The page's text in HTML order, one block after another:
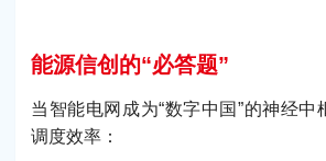
能源信创的“必答题”
当智能电网成为“数字中国”的神经中
调度效率：